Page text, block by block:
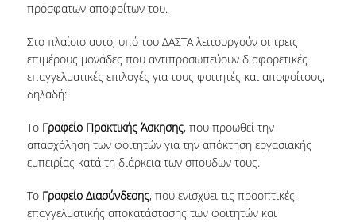
πρόσφατων αποφοίτων του.
Στο πλαίσιο αυτό, υπό του ΔΑΣΤΑ λειτουργούν οι τρεις
επιμέρους μονάδες που αντιπροσωπεύουν διαφορετικές
επαγγελματικές επιλογές για τους φοιτητές και αποφοίτους,
δηλαδή:
ΤοΓραφείο Πρακτικής Άσκησης, που προωθεί την
απασχόληση των φοιτητών για την απόκτηση εργασιακής
εμπειρίας κατά τη διάρκεια των σπουδών τους.
Το Γραφείο Διασύνδεσης, που ενισχύει τις προοπτικές
επαγγελματικής αποκατάστασης των φοιτητών και